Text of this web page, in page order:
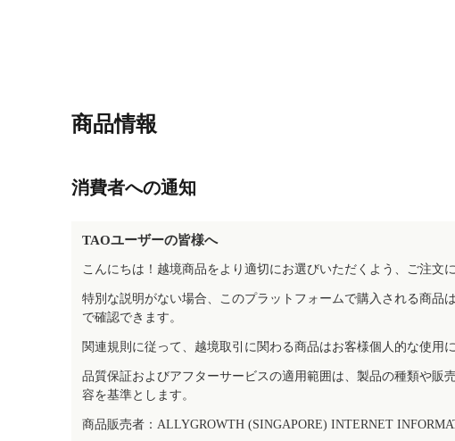
商品情報
消費者への通知
TAOユーザーの皆様へ
こんにちは！越境商品をより適切にお選びいただくよう、ご注文
特別な説明がない場合、このプラットフォームで購入される商
で確認できます。
関連規則に従って、越境取引に関わる商品はお客様個人的な使用
品質保証およびアフターサービスの適用範囲は、製品の種類や販
容を基準とします。
商品販売者：ALLYGROWTH (SINGAPORE) INTERNET